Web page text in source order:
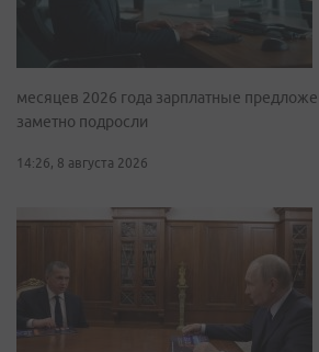
месяцев 2026 года зарплатные
заметно подросли
14:26, 8 августа 2026